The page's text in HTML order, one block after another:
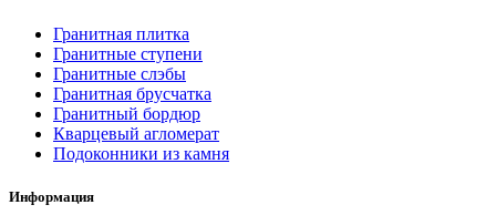
Гранитная плитка
Гранитные ступени
Гранитные слэбы
Гранитная брусчатка
Гранитный бордюр
Кварцевый агломерат
Подоконники из камня
Информация